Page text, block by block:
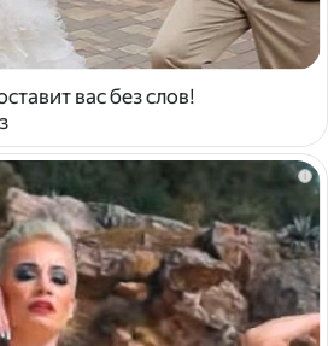
вас без слов!
i